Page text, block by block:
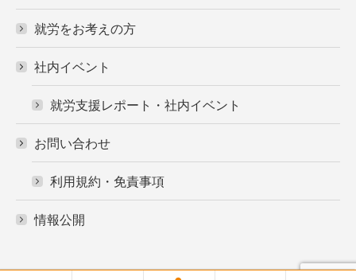
就労をお考えの方
社内イベント
就労支援レポート・社内イベント
お問い合わせ
利用規約・免責事項
情報公開